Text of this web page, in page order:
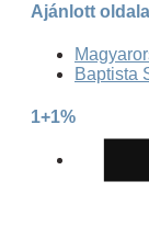
Ajánlott
Baptista
1+1%